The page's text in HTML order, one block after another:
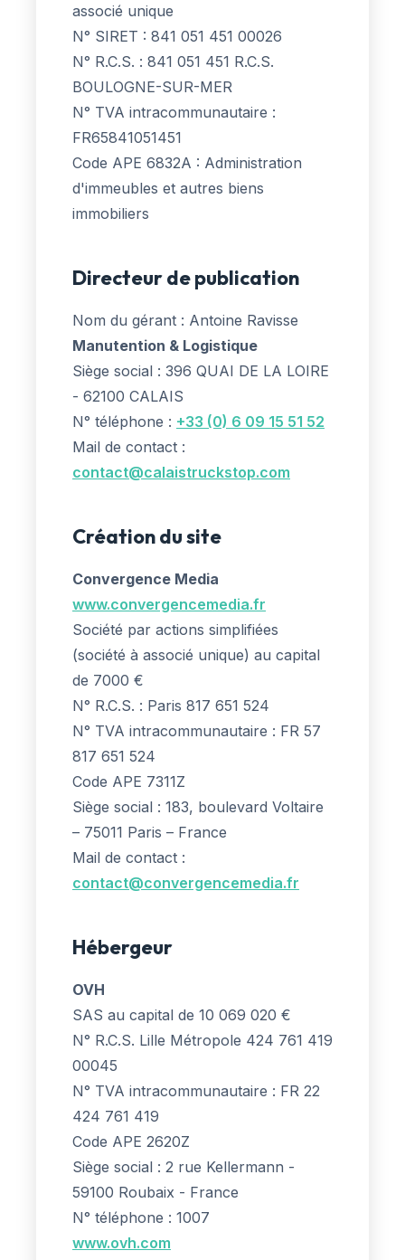
associé unique
N° SIRET : 841 051 451 00026
N° R.C.S. : 841 051 451 R.C.S.
BOULOGNE-SUR-MER
N° TVA intracommunautaire :
FR65841051451
Code APE 6832A : Administration
d'immeubles et autres biens
immobiliers
Directeur de publication
Nom du gérant : Antoine Ravisse
Manutention & Logistique
Siège social : 396 QUAI DE LA LOIRE
- 62100 CALAIS
N° téléphone : +33 (0) 6 09 15 51 52
Mail de contact :
contact@calaistruckstop.com
Création du site
Convergence Media
www.convergencemedia.fr
Société par actions simplifiées
(société à associé unique) au capital
de 7000 €
N° R.C.S. : Paris 817 651 524
N° TVA intracommunautaire : FR 57
817 651 524
Code APE 7311Z
Siège social : 183, boulevard Voltaire
– 75011 Paris – France
Mail de contact :
contact@convergencemedia.fr
Hébergeur
OVH
SAS au capital de 10 069 020 €
N° R.C.S. Lille Métropole 424 761 419
00045
N° TVA intracommunautaire : FR 22
424 761 419
Code APE 2620Z
Siège social : 2 rue Kellermann -
59100 Roubaix - France
N° téléphone : 1007
www.ovh.com